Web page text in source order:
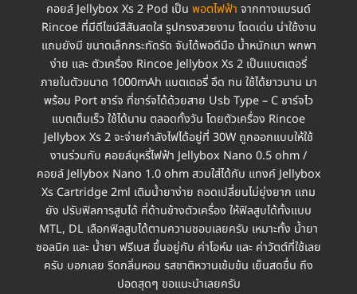
คอยล์ Jellybox Xs 2 Pod เป็น พอตไฟฟ้า จากทางแบรนด์
Rincoe ที่มีดีไซน์สีสันสดใส รูปทรงสวยงาม โดดเด่น น่าใช้งาน
แถมยังมี ขนาดเล็กกระทัดรัด จับได้พอดีมือ น้ำหนักเบา พกพา
ง่าย และ ตัวเครื่อง Rincoe Jellybox Xs 2 เป็นแบตเตอรี่
ภายในตัวขนาด 1000mAh แบตเตอรี่ อึด ทน ใช้ได้ยาวนาน มา
พร้อม Port ชาร์จ ที่ชาร์จได้ด้วยสาย Usb Type – C ชาร์จไว
แบตเต็มเร็ว ใช้ได้นาน ตลอดทั้งวัน โดยตัวเครื่อง Rincoe
Jellybox Xs 2 จะจ่ายกำลังไฟได้อยู่ที่ 30W ถูกออกแบบให้ใช้
งานร่วมกับ คอยล์บุหรี่ไฟฟ้า Jellybox Nano 0.5 ohm /
คอยล์ Jellybox Nano 1.0 ohm สวมใส่ได้กับ แทงค์ Jellybox
Xs Cartridge 2ml เติมน้ำยาง่าย ถอดเปลี่ยนไม่ยุ่งยาก แถม
ยัง ปรับฟิลการสูบได้ ที่ด้านข้างตัวเครื่อง ให้ฟิลสูบได้ทั้งแบบ
MTL, DL เลือกฟิลสูบได้ตามความชอบเลยครับ เหมาะทั้ง น้ำยา
ซอลนิค และ น้ำยา ฟรีเบส ขึ้นอยู่กับ ค่าโอห์ม และ ค่าวัตต์ที่ใช้เลย
ครับ บอกเลย รีดกลิ่นหอม รสชาติหวานเข้มข้น เย็นสดชื่น ถึง
ปอดสุดๆ ขอแนะนำเลยครับ